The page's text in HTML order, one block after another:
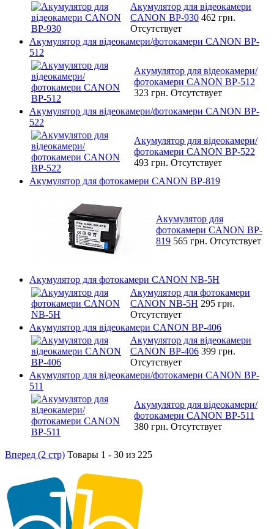
Акумулятор для відеокамери
CANON BP-930 462 грн.
Отсутствует
Акумулятор для відеокамери/фотокамери CANON BP-
512
Акумулятор для відеокамери/
фотокамери CANON BP-512
323 грн. Отсутствует
Акумулятор для відеокамери/фотокамери CANON BP-
522
Акумулятор для відеокамери/
фотокамери CANON BP-522
493 грн. Отсутствует
Акумулятор для фотокамери CANON BP-819
Акумулятор для
фотокамери CANON BP-
819 565 грн. Отсутствует
Акумулятор для фотокамери CANON NB-5H
Акумулятор для фотокамери
CANON NB-5H 295 грн.
Отсутствует
Акумулятор для відеокамери CANON BP-406
Акумулятор для відеокамери
CANON BP-406 399 грн.
Отсутствует
Акумулятор для відеокамери/фотокамери CANON BP-
511
Акумулятор для відеокамери/
фотокамери CANON BP-511
380 грн. Отсутствует
Вперед (2 стр) Товары 1 - 30 из 225